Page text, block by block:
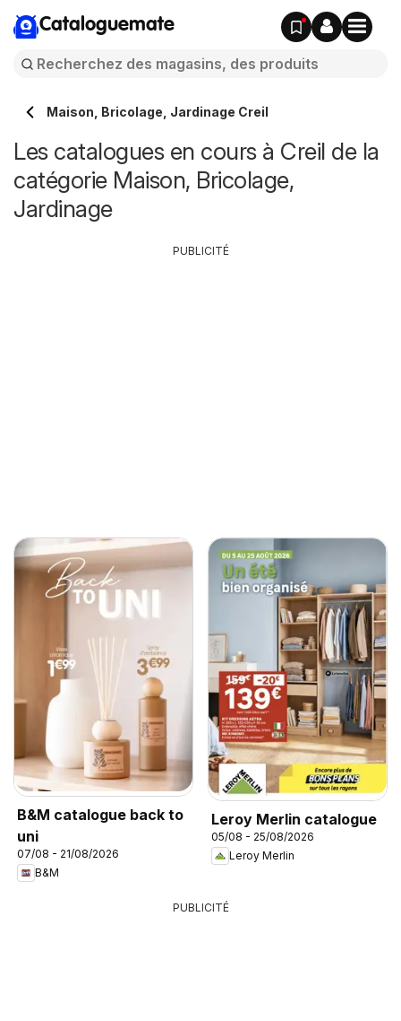
Cataloguemate
Maison, Bricolage, Jardinage Creil
Les catalogues en cours à Creil de la
catégorie Maison, Bricolage,
Jardinage
B&M catalogue back to
uni
07/08 - 21/08/2026
B&M
Leroy Merlin catalogue
05/08 - 25/08/2026
Leroy Merlin
PUBLICITÉ
PUBLICITÉ